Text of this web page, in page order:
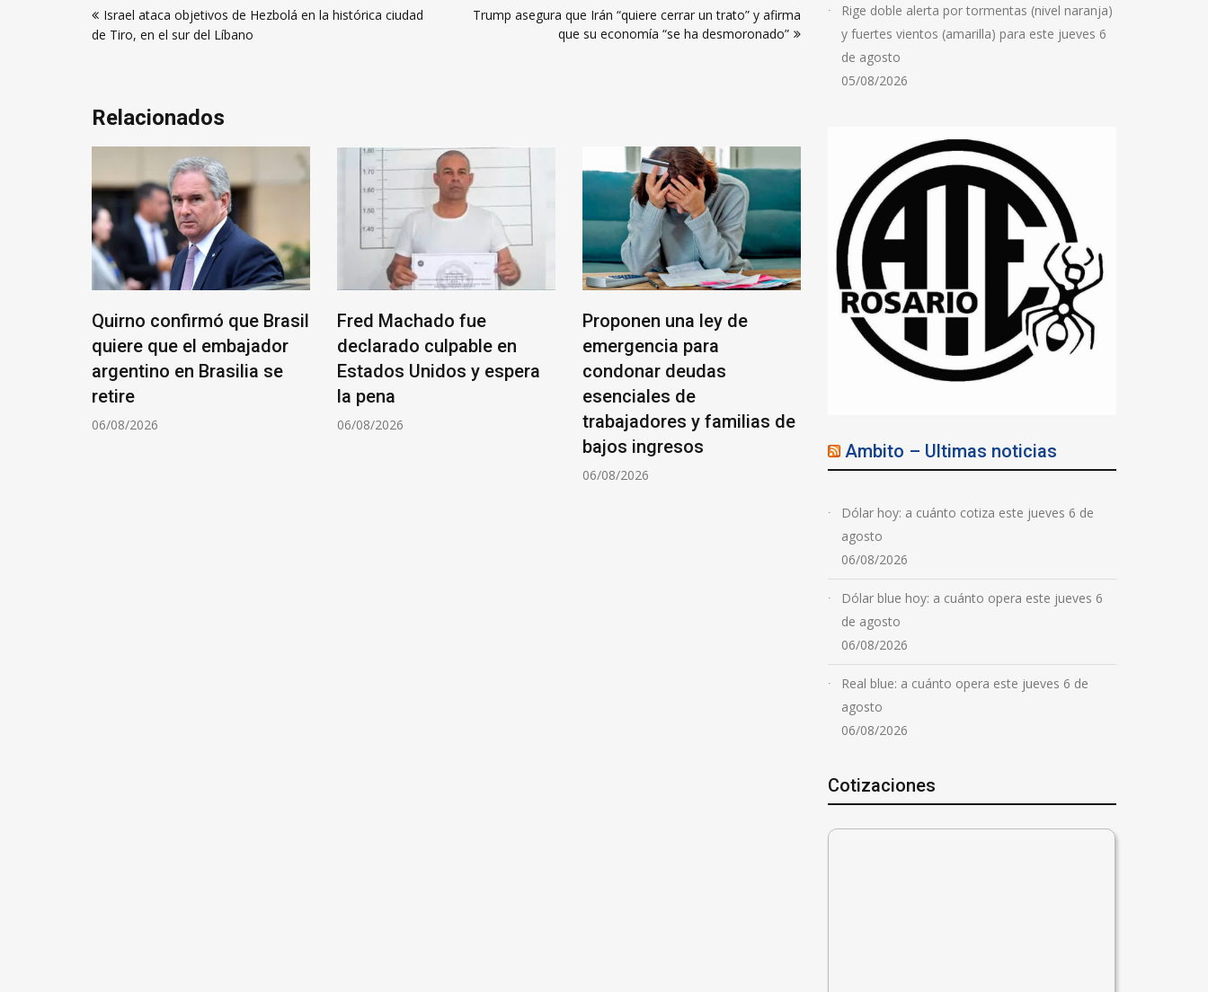
deIsrael ataca objetivos de Hezbolá en la histórica ciudad
de Tiro, en el sur del Líbano
Trump asegura que Irán “quiere cerrar un trato” y afirma
que su economía “se ha desmoronado”
Relacionados
Quirno confirmó que Brasil
quiere que el embajador
argentino en Brasilia se
retire
06/08/2026
Fred Machado fue
declarado culpable en
Estados Unidos y espera
la pena
06/08/2026
Proponen una ley de
emergencia para
condonar deudas
esenciales de
trabajadores y familias de
bajos ingresos
06/08/2026
Javkin: «Rosario está de
vuelta y nunca la van a
poder parar»
Rige doble alerta por tormentas (nivel naranja)
y fuertes vientos (amarilla) para este jueves 6
de agosto
05/08/2026
Ambito – Ultimas noticias
Dólar hoy: a cuánto cotiza este jueves 6 de
agosto
06/08/2026
Dólar blue hoy: a cuánto opera este jueves 6
de agosto
06/08/2026
Real blue: a cuánto opera este jueves 6 de
agosto
06/08/2026
Cotizaciones